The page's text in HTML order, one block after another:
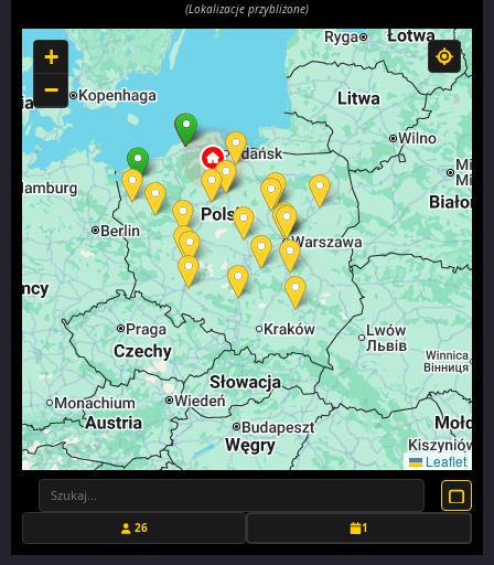
(Lokalizacje przybliżone)
+
−
Leaflet
26 1